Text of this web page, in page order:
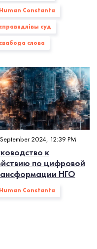
Constanta
суд
слова
2024, 12:39 PM
к
по цифровой
НГО
Constanta